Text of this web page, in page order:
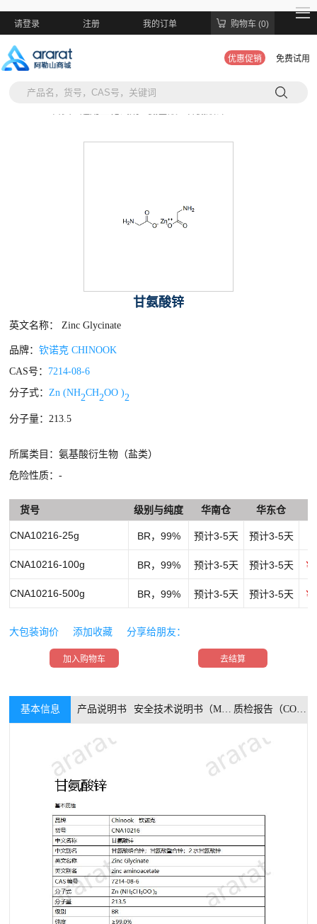
请登录 注册 我的订单 购物车 (0)
优惠促销 免费试用
甘氨酸锌
英文名称： Zinc Glycinate
品牌：钦诺克 CHINOOK
CAS号： 7214-08-6
分子式：Zn (NH2CH2OO )2
分子量：213.5
所属类目：氨基酸衍生物（盐类）
危险性质：-
货号 级别与纯度 华南仓 华东仓
CNA10216-25g BR，99% 预计3-5天 预计3-5天
CNA10216-100g BR，99% 预计3-5天 预计3-5天
CNA10216-500g BR，99% 预计3-5天 预计3-5天
大包装询价 添加收藏 分享给朋友：
加入购物车 去结算
基本信息 产品说明书 安全技术说明书（MSDS） 质检报告（COA）